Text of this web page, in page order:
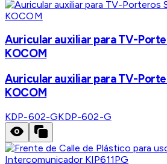
KOCOM
Auricular auxiliar para TV-
KOCOM
Auricular auxiliar para TV-
KOCOM
KDP-602-GKDP-602-G